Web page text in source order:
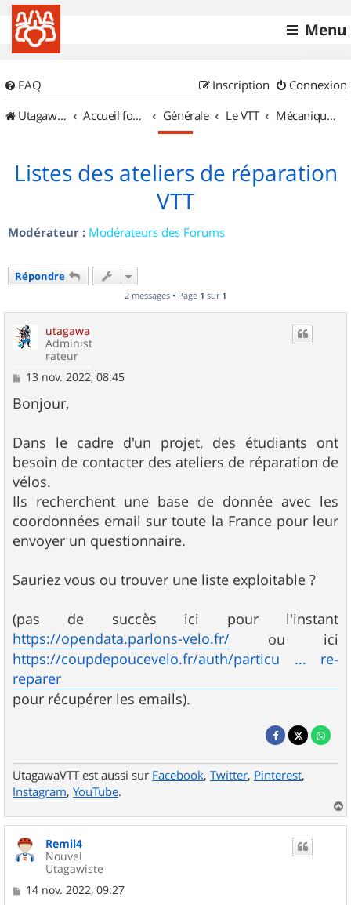
Menu
FAQ Connexion
Inscription
UtagawaVTT (Randos VTT et VTTAE avec traces GPS)
Accueil forum Générale Le VTT Mécanique et Entretiens
Listes des ateliers de réparation
VTT
Modérateur : Modérateurs des Forums
Répondre
2 messages • Page 1 sur 1
utagawa
Administ
rateur
M
s
s
g
e
13 nov. 2022, 08:45
Bonjour,
Dans le cadre d'un projet, des étudiants ont
besoin de contacter des ateliers de réparation de
vélos.
Ils recherchent une base de donnée avec les
coordonnées email sur toute la France pour leur
envoyer un questionnaire.
Sauriez vous ou trouver une liste exploitable ?
(pas de succès ici pour l'instant
https://opendata.parlons-velo.fr/ ou ici
https://coupdepoucevelo.fr/auth/particu ... re-
reparer
pour récupérer les emails).
UtagawaVTT est aussi sur Facebook, Twitter, Pinterest,
Instagram, YouTube.
a
u
Remil4
Nouvel
Utagawiste
M14 nov. 2022, 09:27